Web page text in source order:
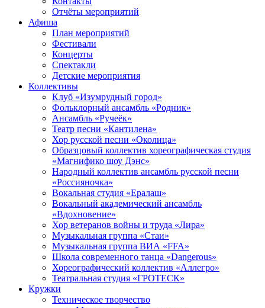
Отчёты мероприятий
Афиша
План мероприятий
Фестивали
Концерты
Спектакли
Детские мероприятия
Коллективы
Клуб «Изумрудный город»
Фольклорный ансамбль «Родник»
Ансамбль «Ручеёк»
Театр песни «Кантилена»
Хор русской песни «Околица»
Образцовый коллектив хореографическая студия
«Магнифико шоу Дэнс»
Народный коллектив ансамбль русской песни
«Россияночка»
Вокальная студия «Ералаш»
Вокальный академический ансамбль
«Вдохновение»
Хор ветеранов войны и труда «Лира»
Музыкальная группа «Стаи»
Музыкальная группа ВИА «FFA»
Школа современного танца «Dangerous»
Хореографический коллектив «Аллегро»
Театральная студия «ГРОТЕСК»
Кружки
Техническое творчество